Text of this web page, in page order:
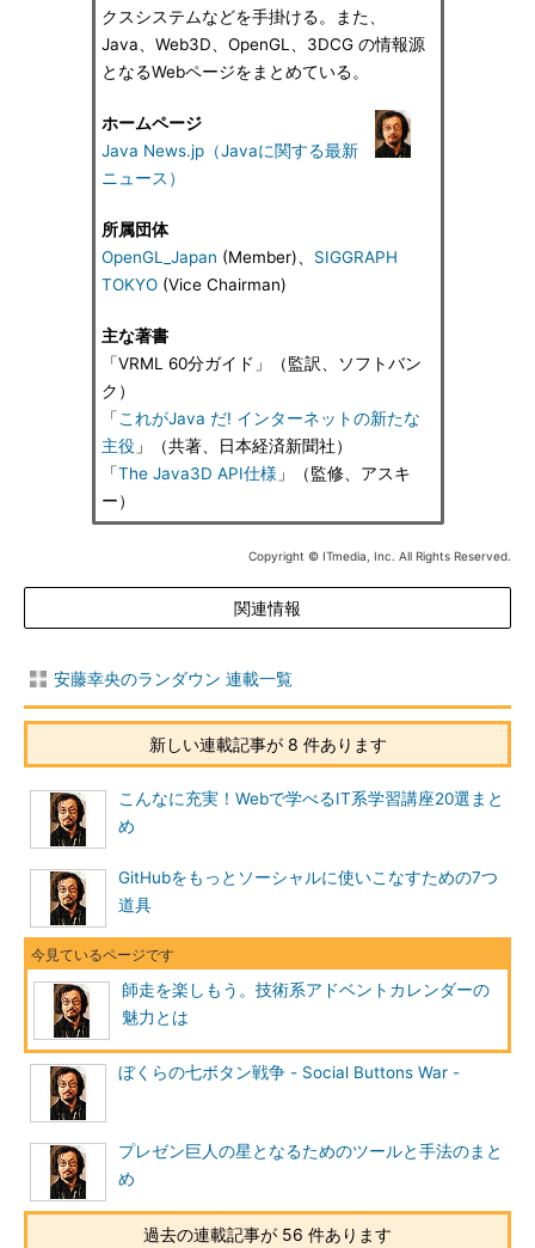
クスシステムなどを手掛ける。また、
Java、Web3D、OpenGL、3DCG の情報源
となるWebページをまとめている。
ホームページ
Java News.jp（Javaに関する最新
ニュース）
所属団体
OpenGL_Japan (Member)、 SIGGRAPH
TOKYO(Vice Chairman)
主な著書
「VRML 60分ガイド」（監訳、ソフトバン
ク）
「 これがJava だ! インターネットの新たな
主役」（共著、日本経済新聞社）
「The Java3D API仕様 」（監修、アスキ
ー）
Copyright © ITmedia, Inc. All Rights Reserved.
関連情報
安藤幸央のランダウン 連載一覧
新しい連載記事が 8 件あります
こんなに充実！Webで学べるIT系学習講座20選まと
め
GitHubをもっとソーシャルに使いこなすための7つ
道具
師走を楽しもう。技術系アドベントカレンダーの
魅力とは
ぼくらの七ボタン戦争 - Social Buttons War -
プレゼン巨人の星となるためのツールと手法のまと
め
過去の連載記事が 56 件あります